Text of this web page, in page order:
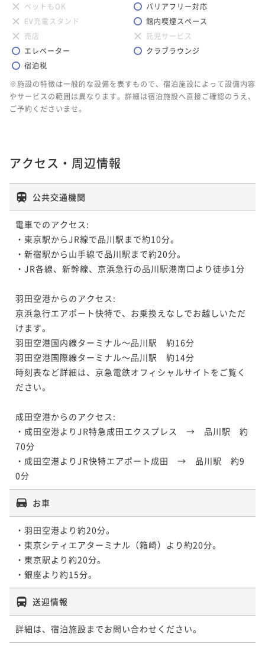
ペットもOK
バリアフリー対応
EV充電スタンド
館内喫煙スペース
売店
託児サービス
エレベーター
クラブラウンジ
宿泊税
※施設の特徴は一般的な設備を表すもので、宿泊施設によって設備内容
やサービスの範囲は異なります。詳細は宿泊施設へ直接ご確認のうえ、
ご予約くださいませ。
アクセス・周辺情報
公共交通機関
電車でのアクセス:
・東京駅からJR線で品川駅まで約10分。
・新宿駅から山手線で品川駅まで約20分。
・JR各線、新幹線、京浜急行の品川駅港南口より徒歩1分
羽田空港からのアクセス:
京浜急行エアポート快特で、お乗換えなしでお越しいただ
けます。
羽田空港国内線ターミナル～品川駅　約16分
羽田空港国際線ターミナル～品川駅　約14分
時刻表など詳細は、京急電鉄オフィシャルサイトをご覧く
ださい。
成田空港からのアクセス:
・成田空港よりJR特急成田エクスプレス　→　品川駅　約
70分
・成田空港よりJR快特エアポート成田　→　品川駅　約9
0分
お車
・羽田空港より約20分。
・東京シティエアターミナル（箱崎）より約20分。
・東京駅より約20分。
・銀座より約15分。
送迎情報
詳細は、宿泊施設までお問い合わせください。